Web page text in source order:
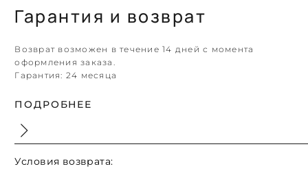
Гарантия и возврат
Возврат возможен в течение 14 дней с момента
оформления заказа.
Гарантия: 24 месяца
ПОДРОБНЕЕ
Условия возврата: